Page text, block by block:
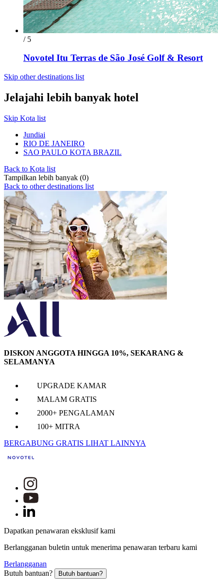
/ 5
Novotel Itu Terras de São José Golf & Resort
Skip other destinations list
Jelajahi lebih banyak hotel
Skip Kota list
Jundiai
RIO DE JANEIRO
SAO PAULO KOTA BRAZIL
Back to Kota list
Tampilkan lebih banyak (0)
Back to other destinations list
DISKON ANGGOTA HINGGA 10%, SEKARANG &
SELAMANYA
UPGRADE KAMAR
MALAM GRATIS
2000+ PENGALAMAN
100+ MITRA
BERGABUNG GRATIS LIHAT LAINNYA
Dapatkan penawaran eksklusif kami
Berlangganan buletin untuk menerima penawaran terbaru kami
Berlangganan
Butuh bantuan?
Butuh bantuan?